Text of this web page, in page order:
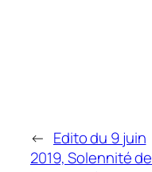
← Edito du 9 juin
2019, Solennité de